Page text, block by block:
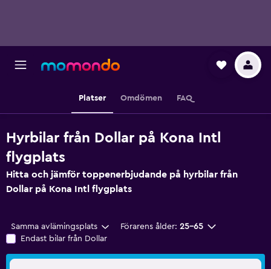
Platser Omdömen FAQ
Hyrbilar från Dollar på Kona Intl
flygplats
Hitta och jämför toppenerbjudande på hyrbilar från
Dollar på Kona Intl flygplats
Samma avlämingsplats Förarens ålder: 25-65
Endast bilar från Dollar